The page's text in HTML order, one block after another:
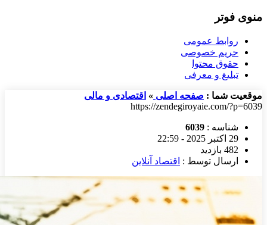
منوی فوتر
روابط عمومی
حریم خصوصی
حقوق محتوا
تبلیغ و معرفی
موقعیت شما : صفحه اصلی » اقتصادی و مالی
https://zendegiroyaie.com/?p=6039
شناسه : 6039
29 اکتبر 2025 - 22:59
482 بازدید
ارسال توسط : اقتصاد آنلاین